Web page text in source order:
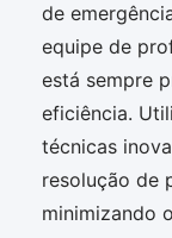
de
equipe de
está sempre
eficiência.
técnicas
resolução de
minimizando